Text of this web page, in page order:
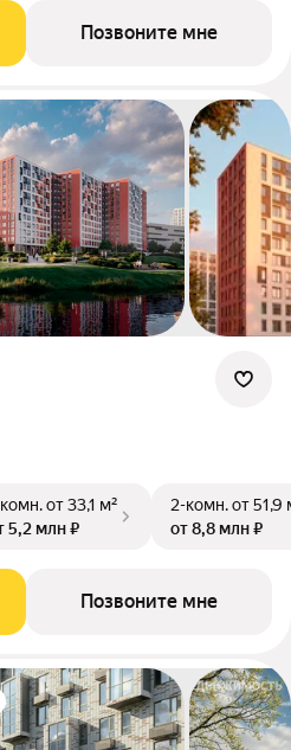
Позвоните мне
от 33,1 м²
5,2 млн ₽
2-комн.от 51,9
от 8,8 млн ₽
Позвоните мне